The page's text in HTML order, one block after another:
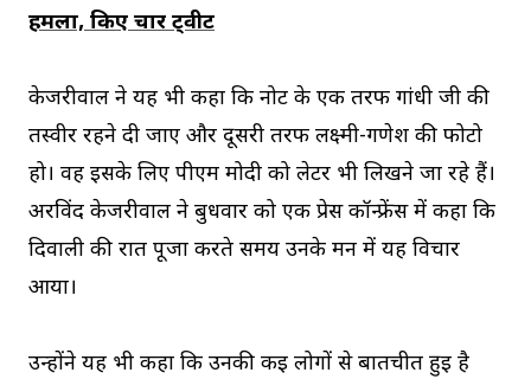
हमला, किए चार ट्वीट
केजरीवाल ने यह भी कहा कि नोट के एक तरफ गांधी जी की
तस्वीर रहने दी जाए और दूसरी तरफ लक्ष्मी-गणेश की फोटो
हो। वह इसके लिए पीएम मोदी को लेटर भी लिखने जा रहे हैं।
अरविंद केजरीवाल ने बुधवार को एक प्रेस कॉन्फ्रेंस में कहा कि
दिवाली की रात पूजा करते समय उनके मन में यह विचार
आया।
उन्होंने यह भी कहा कि उनकी कई लोगों से बातचीत हुई है